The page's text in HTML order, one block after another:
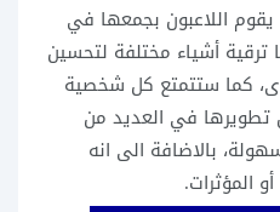
اللاعبون بجمعها في
أشياء مختلفة لتحسين
كما ستتمتع كل شخصية
تطويرها في العديد من
بالاضافة الى انه
المؤثرات.